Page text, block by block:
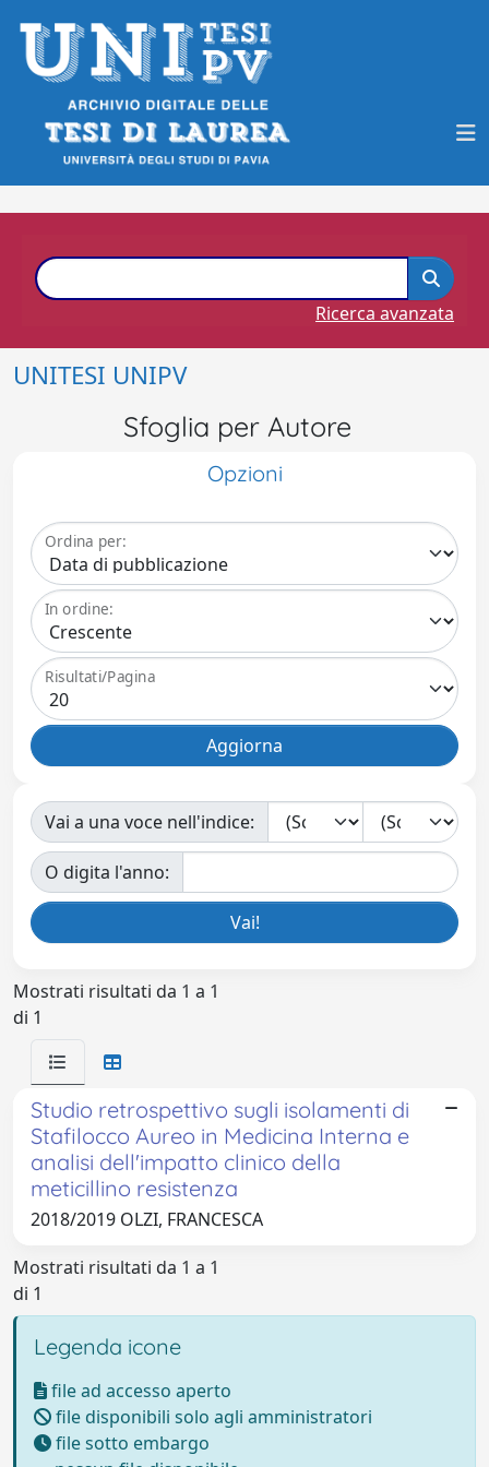
Ricerca avanzata
UNITESI UNIPV
Sfoglia per Autore
Opzioni
Ordina per:
In ordine:
Risultati/Pagina
Vai a una voce nell'indice:
O digita l'anno:
Mostrati risultati da 1 a 1
di 1
Studio retrospettivo sugli isolamenti di
Stafilocco Aureo in Medicina Interna e
analisi dell'impatto clinico della
meticillino resistenza
2018/2019 OLZI, FRANCESCA
Mostrati risultati da 1 a 1
di 1
Legenda icone
file ad accesso aperto
file disponibili solo agli amministratori
file sotto embargo